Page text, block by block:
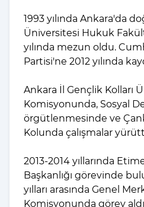
1993 yılında Ankara'da
Üniversitesi Hukuk
yılında mezun oldu.
Partisi'ne 2012 yılında
Ankara İl Gençlik Kolları
Komisyonunda, Sosyal
örgütlenmesinde ve
Kolunda çalışmalar
2013-2014 yıllarında
Başkanlığı görevinde
yılları arasında Genel
Komisyonunda görev